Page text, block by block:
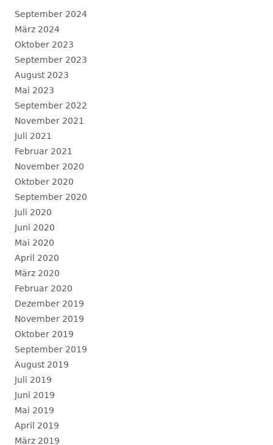
September 2024
März 2024
Oktober 2023
September 2023
August 2023
Mai 2023
September 2022
November 2021
Juli 2021
Februar 2021
November 2020
Oktober 2020
September 2020
Juli 2020
Juni 2020
Mai 2020
April 2020
März 2020
Februar 2020
Dezember 2019
November 2019
Oktober 2019
September 2019
August 2019
Juli 2019
Juni 2019
Mai 2019
April 2019
März 2019